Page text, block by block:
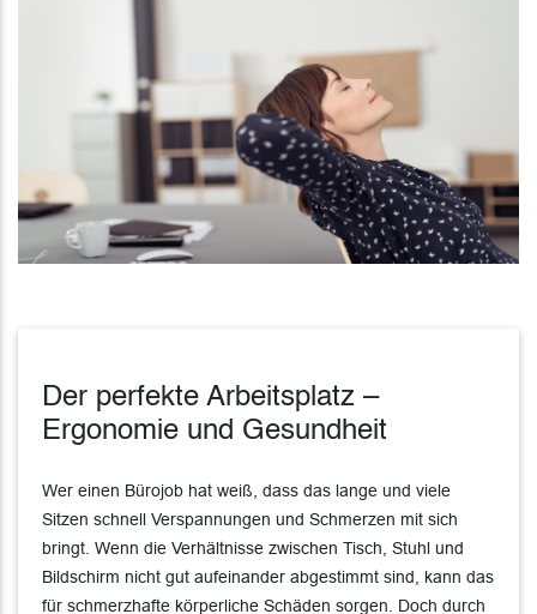
Der perfekte Arbeitsplatz –
Ergonomie und Gesundheit
Wer einen Bürojob hat weiß, dass das lange und viele
Sitzen schnell Verspannungen und Schmerzen mit sich
bringt. Wenn die Verhältnisse zwischen Tisch, Stuhl und
Bildschirm nicht gut aufeinander abgestimmt sind, kann das
für schmerzhafte körperliche Schäden sorgen. Doch durch